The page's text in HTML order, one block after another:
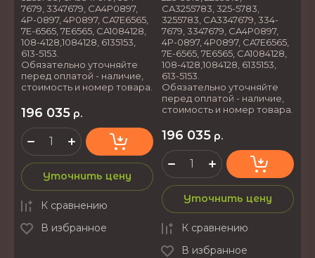
7679, 3347679, CA4P0897,
4P-0897, 4P0897, CA7E6565,
7E-6565, 7E6565, CA1084128,
108-4128,1084128, 6135153,
613-5153.
Обязательно уточняйте
перед оплатой - наличие,
стоимость и номер товара.
196 035 р.
Уточнить цену
К сравнению
В избранное
CA3255783, 325-5783,
3255783, CA3347679, 334-
7679, 3347679, CA4P0897,
4P-0897, 4P0897, CA7E6565,
7E-6565, 7E6565, CA1084128,
108-4128,1084128, 6135153,
613-5153.
Обязательно уточняйте
перед оплатой - наличие,
стоимость и номер товара.
196 035 р.
Уточнить цену
К сравнению
В избранное